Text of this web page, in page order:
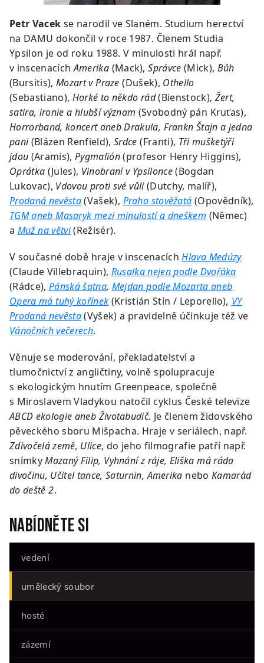
Petr Vacek se narodil ve Slaném. Studium herectví
na DAMU dokončil v roce 1987. Členem Studia
Ypsilon je od roku 1988. V minulosti hrál např.
v inscenacíchAmerika (Mack),Správce (Mick), Bůh
(Bursitis), Mozart v Praze (Dušek), Othello
(Sebastiano), Horké to někdo rád(Bienstock), Žert,
satira, ironie a hlubší význam (Svobodný pán Kruťas),
Horrorband, koncert aneb Drakula, Frankn Štajn a jedna
pani(Blázen Renfield),Srdce (Franti), Tři mušketýři
jdou (Aramis),Pygmalión(profesor Henry Higgins),
Oprátka (Jules), Vinobraní v Ypsilonce(Bogdan
Lukovac), Vdovou proti své vůli(Dutchy, malíř),
Prodaná nevěsta(Vašek), Praha stověžatá (Opovědník),
TGM aneb Masaryk mezi minulostí a dneškem (Němec)
a Muž na větvi(Režisér).
V současné době hraje v inscenacíchHlava Medúzy
(Claude Villebraquin), Rusalka nejen podle Dvořáka
(Rádce),Pánská šatna, Mejdan podle Mozarta aneb
Opera má tuhý kořínek (Kristián Stín / Leporello), VY
Prodaná nevěsta (Vyšek) a pravidelně účinkuje též ve
Vánočních večerech.
Věnuje se moderování, překladatelství a
tlumočnictví z angličtiny, volně spolupracuje
s ekologickým hnutím Greenpeace, společně
s Miroslavem Vladykou natočil cyklus České televize
ABCD ekologie aneb Životabudič. Je členem židovského
pěveckého sboru Mišpacha. Hraje v seriálech, např.
Zdivočelá země, Ulice, do jeho filmografie patří např.
snímkyMazaný Filip, Vyhnání z ráje, Eliška má ráda
divočinu, Učitel tance, Saturnin, Amerika neboKamarád
do deště 2.
Nabídněte si
vedení
umělecký soubor
hosté
zázemí